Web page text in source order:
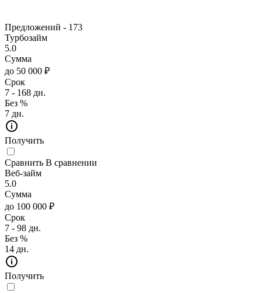
Предложений - 173
Турбозайм
5.0
Сумма
до 50 000 ₽
Срок
7 - 168 дн.
Без %
7 дн.
Получить
Сравнить В сравнении
Веб-займ
5.0
Сумма
до 100 000 ₽
Срок
7 - 98 дн.
Без %
14 дн.
Получить